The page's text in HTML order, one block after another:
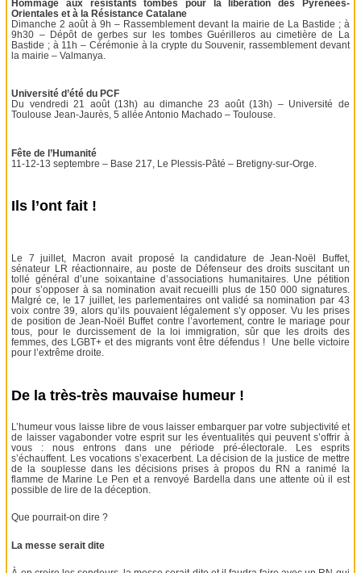
Hommage aux résistants tombés pour la libération des Pyrénées-
Orientales et à la Résistance Catalane
Dimanche 2 août à 9h – Rassemblement devant la mairie de La Bastide ; à
9h30 – Dépôt de gerbes sur les tombes Guérilleros au cimetière de La
Bastide ; à 11h – Cérémonie à la crypte du Souvenir, rassemblement devant
la mairie – Valmanya.
Université d’été du PCF
Du vendredi 21 août (13h) au dimanche 23 août (13h) – Université de
Toulouse Jean-Jaurès, 5 allée Antonio Machado – Toulouse.
Fête de l’Humanité
11-12-13 septembre – Base 217, Le Plessis-Pâté – Bretigny-sur-Orge.
Ils l’ont fait !
Le 7 juillet, Macron avait proposé la candidature de Jean-Noël Buffet,
sénateur LR réactionnaire, au poste de Défenseur des droits suscitant un
tollé général d’une soixantaine d’associations humanitaires. Une pétition
pour s’opposer à sa nomination avait recueilli plus de 150 000 signatures.
Malgré ce, le 17 juillet, les parlementaires ont validé sa nomination par 43
voix contre 39, alors qu’ils pouvaient légalement s’y opposer. Vu les prises
de position de Jean-Noël Buffet contre l’avortement, contre le mariage pour
tous, pour le durcissement de la loi immigration, sûr que les droits des
femmes, des LGBT+ et des migrants vont être défendus ! Une belle victoire
pour l’extrême droite.
De la très-très mauvaise humeur !
L’humeur vous laisse libre de vous laisser embarquer par votre subjectivité et
de laisser vagabonder votre esprit sur les éventualités qui peuvent s’offrir à
vous : nous entrons dans une période pré-électorale. Les esprits
s’échauffent. Les vocations s’exacerbent. La décision de la justice de mettre
de la souplesse dans les décisions prises à propos du RN a ranimé la
flamme de Marine Le Pen et a renvoyé Bardella dans une attente où il est
possible de lire de la déception.
Que pourrait-on dire ?
La messe serait dite